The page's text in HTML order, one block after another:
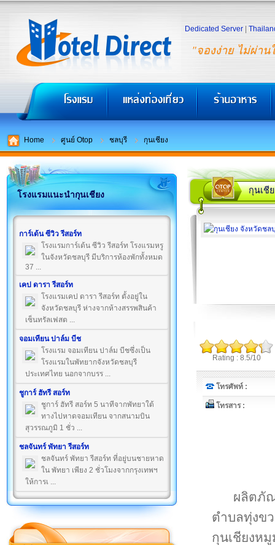
"จองง่าย ไม่ผ่าน
Dedicated Server
Home ศูนย์ Otop ชลบุรี กุนเชียง
โรงแรมแนะนำกุนเชียง
การ์เด้น ซีวิว รีสอร์ท
โรงแรมการ์เด้น ซีวิว รีสอร์ท โรงแรมหรู
ในจังหวัดชลบุรี มีบริการห้องพักทั้งหมด
37 ...
เคป ดารา รีสอร์ท
โรงแรมเคป ดารา รีสอร์ท ตั้งอยู่ใน
จังหวัดชลบุรี ห่างจากห้างสรรพสินค้า
เซ็นทรัลเฟสต ...
จอมเทียน ปาล์ม บีช
โรงแรม จอมเทียน ปาล์ม บีชซึ่งเป็น
โรงแรมในพัทยากจังหวัดชลบุรี
ประเทศไทย นอกจากบรร ...
ชูการ์ ฮัทรี สอร์ท
ชูการ์ ฮัทรี สอร์ท 5 นาทีจากพัทยาใต้
ทางไปหาดจอมเทียน จากสนามบิน
สุวรรณภูมิ 1 ชั่ว ...
ชลจันทร์ พัทยา รีสอร์ท
ชลจันทร์ พัทยา รีสอร์ท ที่อยู่บนชายหาด
ใน พัทยา เพียง 2 ชั่วโมงจากกรุงเทพฯ
ให้การเ ...
กุนเชี
Rating : 8.5/10
โทรศัพท์ :
โทรสาร :
ผลิตภั
ตำบลทุ่งข
กุนเชียงห